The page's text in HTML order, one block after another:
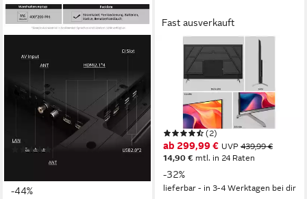
M55QN9G Mini-LED-
139 cm/55 Zoll
Diagonale
QLED mini Bildschirmtechnologie
Auflösung
Produktdatenblatt
ab 449,99 €
-44%
Fast ausverkauft
U50QST QLED-Fernseher
127 cm/50 Zoll
Diagonale
QLED Bildschirmtechnologie
4K Ultra HD Auflösung
Produktdatenblatt
(2)
ab 299,99 € UVP 439,99 €
14,90 € mtl. in 24 Raten
-32%
lieferbar - in 3-4 Werktagen bei dir